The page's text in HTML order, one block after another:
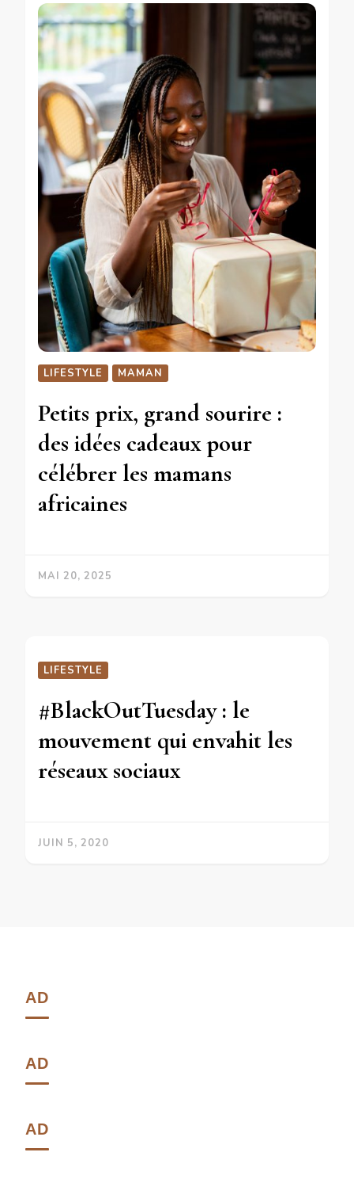
LIFESTYLE MAMAN
Petits prix, grand sourire :
des idées cadeaux pour
célébrer les mamans
africaines
MAI 20, 2025
LIFESTYLE
#BlackOutTuesday : le
mouvement qui envahit les
réseaux sociaux
JUIN 5, 2020
AD
AD
AD